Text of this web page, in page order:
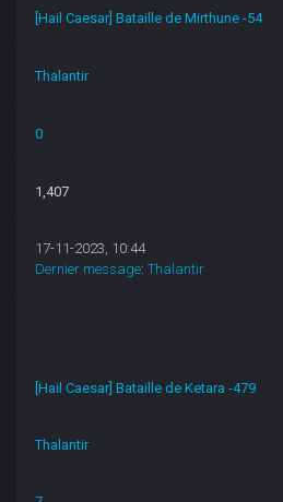
[Hail Caesar] Bataille de Mirthune -54
Thalantir
0
1,407
17-11-2023, 10:44
Dernier message:Thalantir
[Hail Caesar] Bataille de Ketara -479
Thalantir